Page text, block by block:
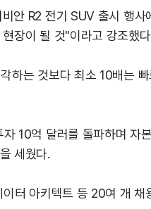
안 R2 전기 SUV 출시 행사
장이 될 것"이라고 강조했
하는 것보다 최소 10배는
10억 달러를 돌파하며 자
세웠다.
터 아키텍트 등 20여 개 채